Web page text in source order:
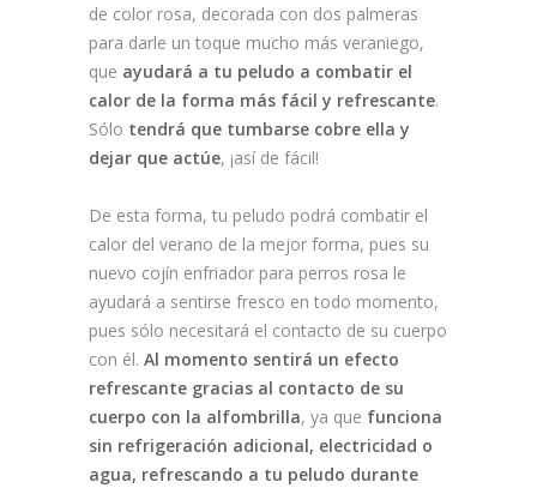
de color rosa, decorada con dos palmeras
para darle un toque mucho más veraniego,
que ayudará a tu peludo a combatir el
calor de la forma más fácil y refrescante.
Sólo tendrá que tumbarse cobre ella y
dejar que actúe, ¡así de fácil!
De esta forma, tu peludo podrá combatir el
calor del verano de la mejor forma, pues su
nuevo cojín enfriador para perros rosa le
ayudará a sentirse fresco en todo momento,
pues sólo necesitará el contacto de su cuerpo
con él. Al momento sentirá un efecto
refrescante gracias al contacto de su
cuerpo con la alfombrilla, ya que funciona
sin refrigeración adicional, electricidad o
agua, refrescando a tu peludo durante